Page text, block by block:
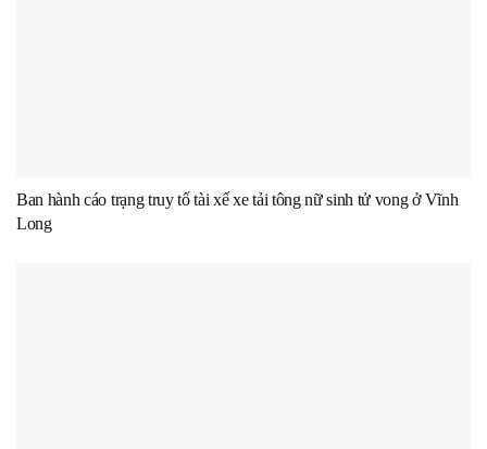
Ban hành cáo trạng truy tố tài xế xe tải tông nữ sinh tử vong ở Vĩnh
Long